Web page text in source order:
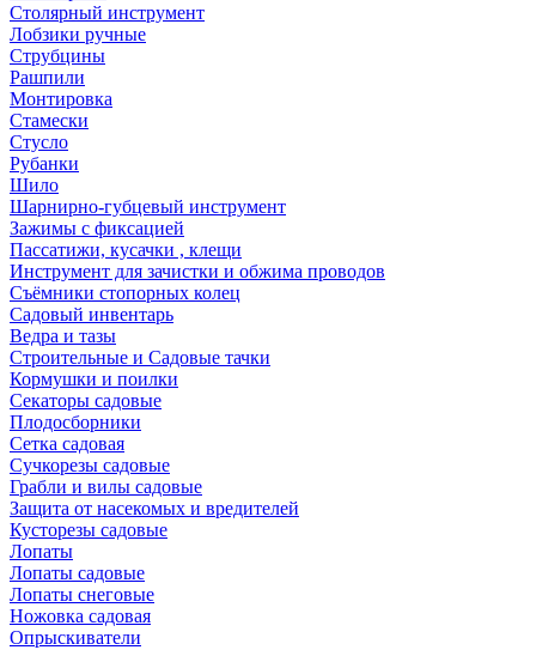
Столярный инструмент
Лобзики ручные
Струбцины
Рашпили
Монтировка
Стамески
Стусло
Рубанки
Шило
Шарнирно-губцевый инструмент
Зажимы с фиксацией
Пассатижи, кусачки , клещи
Инструмент для зачистки и обжима проводов
Съёмники стопорных колец
Садовый инвентарь
Ведра и тазы
Строительные и Садовые тачки
Кормушки и поилки
Секаторы садовые
Плодосборники
Сетка садовая
Сучкорезы садовые
Грабли и вилы садовые
Защита от насекомых и вредителей
Кусторезы садовые
Лопаты
Лопаты садовые
Лопаты снеговые
Ножовка садовая
Опрыскиватели